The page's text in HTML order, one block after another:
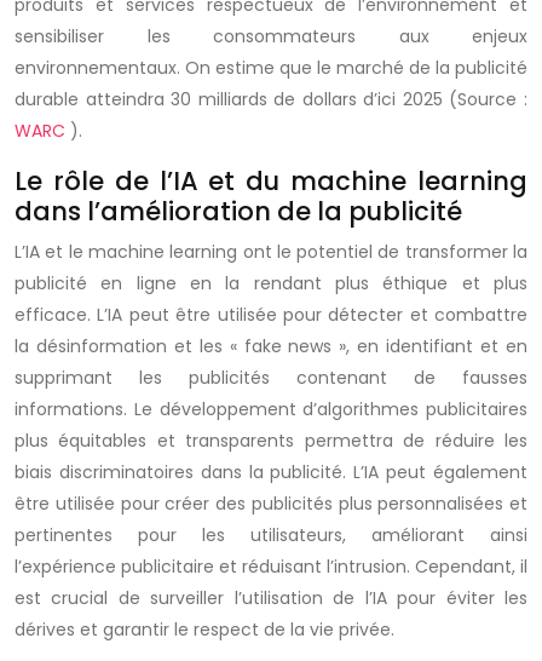
produits et services respectueux de l’environnement et
sensibiliser les consommateurs aux enjeux
environnementaux. On estime que le marché de la publicité
durable atteindra 30 milliards de dollars d’ici 2025 (Source :
WARC ).
Le rôle de l’IA et du machine learning
dans l’amélioration de la publicité
L’IA et le machine learning ont le potentiel de transformer la
publicité en ligne en la rendant plus éthique et plus
efficace. L’IA peut être utilisée pour détecter et combattre
la désinformation et les « fake news », en identifiant et en
supprimant les publicités contenant de fausses
informations. Le développement d’algorithmes publicitaires
plus équitables et transparents permettra de réduire les
biais discriminatoires dans la publicité. L’IA peut également
être utilisée pour créer des publicités plus personnalisées et
pertinentes pour les utilisateurs, améliorant ainsi
l’expérience publicitaire et réduisant l’intrusion. Cependant, il
est crucial de surveiller l’utilisation de l’IA pour éviter les
dérives et garantir le respect de la vie privée.